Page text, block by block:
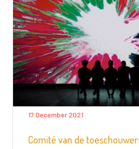
17 December 2021
Comité van de